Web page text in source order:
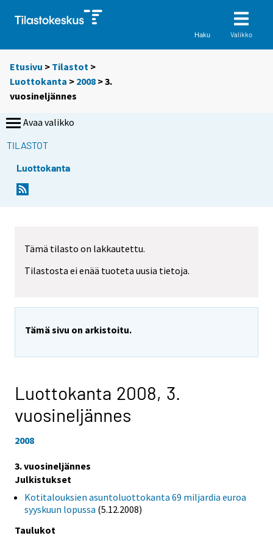
Haku Valikko
Etusivu > Tilastot >
Luottokanta > 2008 >3.
vuosineljännes
Avaa valikko
TILASTOT
Luottokanta
Tämä tilasto on lakkautettu.
Tilastosta ei enää tuoteta uusia tietoja.
Tämä sivu on arkistoitu.
Luottokanta 2008, 3.
vuosineljännes
2008
3. vuosineljännes
Julkistukset
Kotitalouksien asuntoluottokanta 69 miljardia euroa
syyskuun lopussa (5.12.2008)
Taulukot